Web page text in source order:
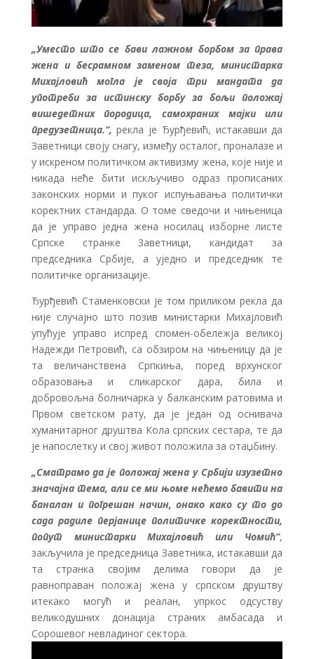
„Уместо што се бави лажном борбом за права
жена и бесрамном заменом теза, министарка
Михајловић могла је своја три мандата да
употреби за истинску борбу за бољи положај
вишедетних породица, самохраних мајки или
предузетница.“, рекла је Ђурђевић, истакавши да
Заветници своју снагу, између осталог, проналазе и
у искреном политичком активизму жена, које није и
никада неће бити искључиво одраз прописаних
законских норми и пуког испуњавања политички
коректних стандарда. О томе сведочи и чињеница
да је управо једна жена носилац изборне листе
Српске странке Заветници, кандидат за
председника Србије, а уједно и председник те
политичке организације.
Ђурђевић Стаменковски је том приликом рекла да
није случајно што позив министарки Михајловић
упућује управо испред спомен-обележја великој
Надежди Петровић, са обзиром на чињеницу да је
та величанствена Српкиња, поред врхунског
образовања и сликарског дара, била и
добровољна болничарка у балканским ратовима и
Првом светском рату, да је један од оснивача
хуманитарног друштва Кола српских сестара, те да
је напослетку и свој живот положила за отаџбину.
„Сматрамо да је положај жена у Србији изузетно
значајна тема, али се ми њоме нећемо бавити на
баналан и погрешан начин, онако како су то до
сада радиле перјанице политичке коректности,
попут министарки Михајловић или Чомић“,
закључила је председница Заветника, истакавши да
та странка својим делима говори да је
равноправан положај жена у српском друштву
итекако могућ и реалан, упркос одсуству
великодушних донација страних амбасада и
Сорошевог невладиног сектора.